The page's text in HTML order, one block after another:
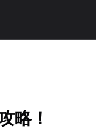
略！